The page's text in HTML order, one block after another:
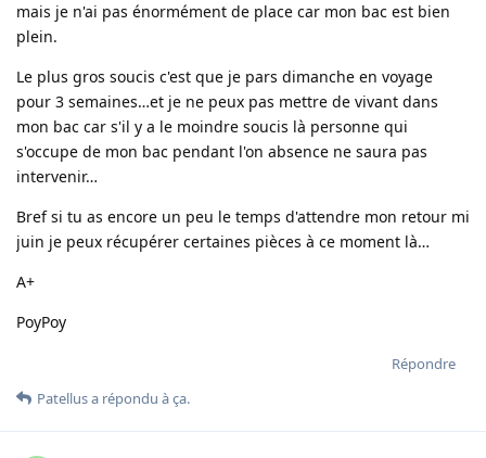
mais je n'ai pas énormément de place car mon bac est bien
plein.
Le plus gros soucis c'est que je pars dimanche en voyage
pour 3 semaines…et je ne peux pas mettre de vivant dans
mon bac car s'il y a le moindre soucis là personne qui
s'occupe de mon bac pendant l'on absence ne saura pas
intervenir…
Bref si tu as encore un peu le temps d'attendre mon retour mi
juin je peux récupérer certaines pièces à ce moment là…
A+
PoyPoy
Répondre
Patellusa répondu à ça.